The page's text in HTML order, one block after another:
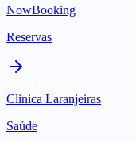
NowBooking
Reservas
Clinica Laranjeiras
Saúde